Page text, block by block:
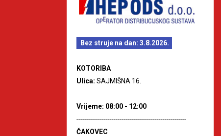
Bez struje na dan: 3.8.2026.
KOTORIBA
Ulica: SAJMIŠNA 16.
Vrijeme: 08:00 - 12:00
--------------------------------------------------------
ČAKOVEC